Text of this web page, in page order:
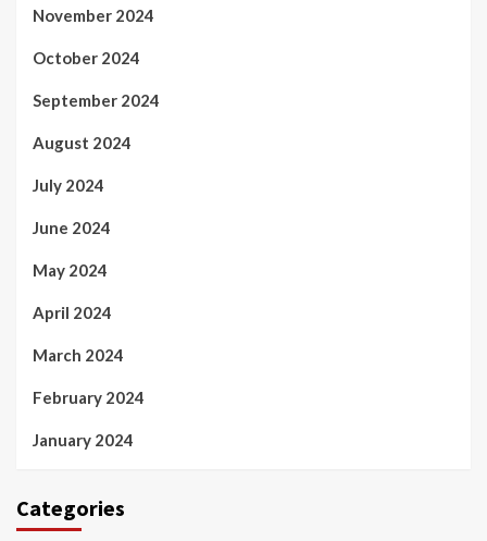
November 2024
October 2024
September 2024
August 2024
July 2024
June 2024
May 2024
April 2024
March 2024
February 2024
January 2024
Categories